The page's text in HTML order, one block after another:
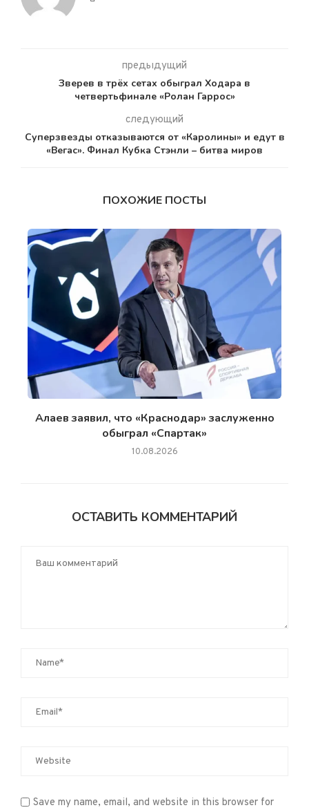
предыдущий
Зверев в трёх сетах обыграл Ходара в
четвертьфинале «Ролан Гаррос»
следующий
Суперзвезды отказываются от «Каролины» и едут в
«Вегас». Финал Кубка Стэнли – битва миров
ПОХОЖИЕ ПОСТЫ
Алаев заявил, что «Краснодар» заслуженно
обыграл «Спартак»
10.08.2026
ОСТАВИТЬ КОММЕНТАРИЙ
Save my name, email, and website in this browser for